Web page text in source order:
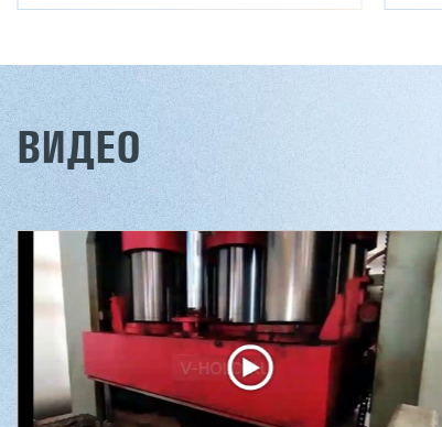
Двухсторонний шипорез
MX6015
2 832 000 ₽
3 176 000 ₽
Артикул: 2497
Длина заготовки: 400-1500 мм
5/1
2
2
ВИДЕО